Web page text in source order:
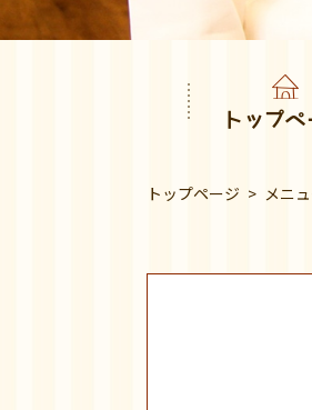
トップペ
トップページ メニ